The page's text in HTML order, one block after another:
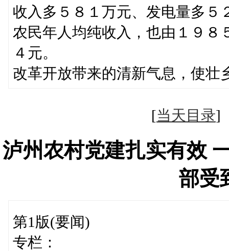
收入多５８１万元、发电量多
农民年人均纯收入，也由１９８
４元。
改革开放带来的清新气息，使壮
[当天目录
泸州农村党建扎实有效
部受
第1版(要闻)
专栏：